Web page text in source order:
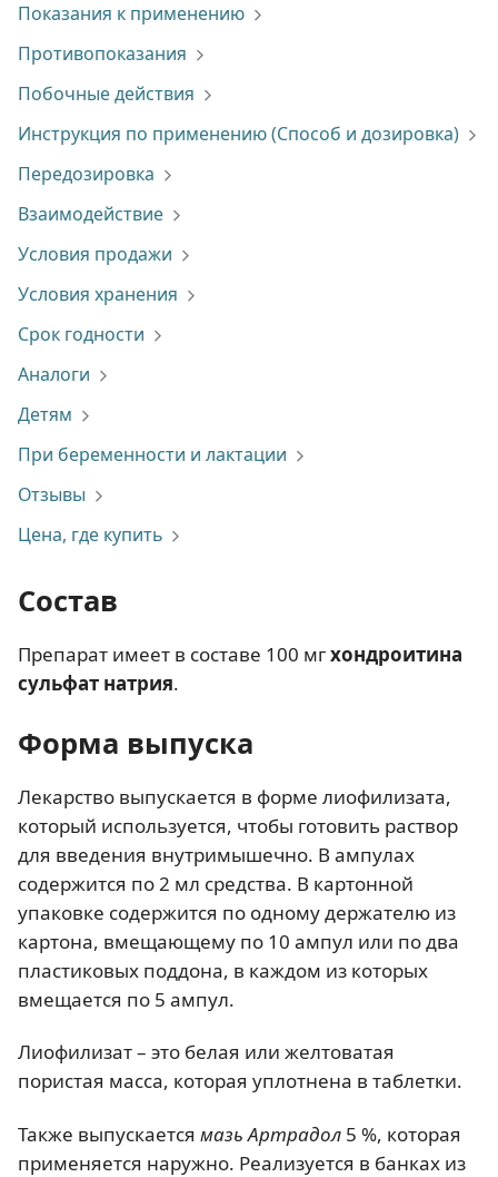
Показания к применению
Противопоказания
Побочные действия
Инструкция по применению (Способ и дозировка)
Передозировка
Взаимодействие
Условия продажи
Условия хранения
Срок годности
Аналоги
Детям
При беременности и лактации
Отзывы
Цена, где купить
Состав
Препарат имеет в составе 100 мгхондроитина
сульфат натрия.
Форма выпуска
Лекарство выпускается в форме лиофилизата,
который используется, чтобы готовить раствор
для введения внутримышечно. В ампулах
содержится по 2 мл средства. В картонной
упаковке содержится по одному держателю из
картона, вмещающему по 10 ампул или по два
пластиковых поддона, в каждом из которых
вмещается по 5 ампул.
Лиофилизат – это белая или желтоватая
пористая масса, которая уплотнена в таблетки.
Также выпускается мазь Артрадол 5 %, которая
применяется наружно. Реализуется в банках из